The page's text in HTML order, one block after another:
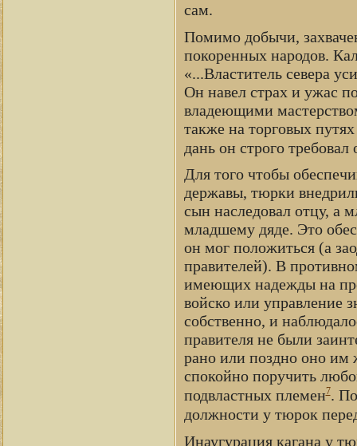
сам.
Помимо добычи,
покоренных народов.
«...Властитель севера
Он навел страх и ужас
владеющими
также на торговых
дань он строго требовал
Для того чтобы
державы, тюрки
сын наследовал отцу,
младшему дяде. Это
он мог положиться (а
правителей). В
имеющих надежды на
войско или управление
собственно, и
правителя не были
рано или поздно оно им
спокойно поручить
подвластных племен7.
должности у тюрок
Инаугурация кагана у